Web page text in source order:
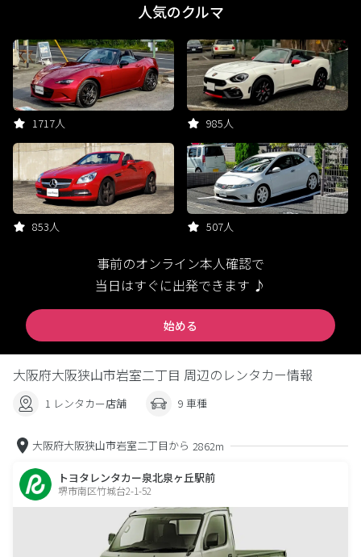
人気のクルマ
1717人 985人
853人 507人
事前のオンライン本人確認で
当日はすぐに出発できます ♪
始める
大阪府大阪狭山市岩室二丁目 周辺のレンタカー情報
1 レンタカー店舗 9 車種
大阪府大阪狭山市岩室二丁目から 2862m
トヨタレンタカー泉北泉ヶ丘駅前
堺市南区竹城台2-1-52